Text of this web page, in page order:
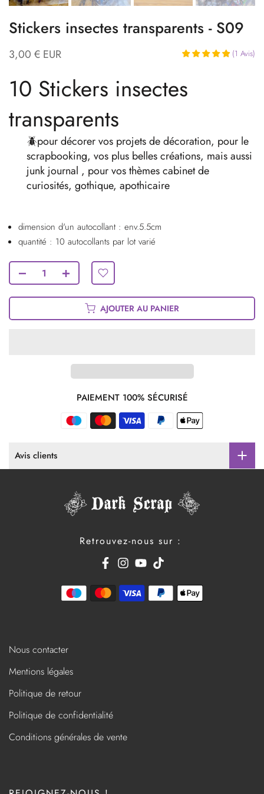
Stickers insectes transparents - S09
3,00 € EUR (1 Avis)
10 Stickers insectes
transparents
🪲pour décorer vos projets de décoration, pour le
scrapbooking, vos plus belles créations, mais aussi
junk journal , pour vos thèmes cabinet de
curiosités, gothique, apothicaire
dimension d'un autocollant : env.5.5cm
quantité : 10 autocollants par lot varié
AJOUTER AU PANIER
PAIEMENT 100% SÉCURISÉ
Avis clients
Retrouvez-nous sur :
Nous contacter
Mentions légales
Politique de retour
Politique de confidentialité
Conditions générales de vente